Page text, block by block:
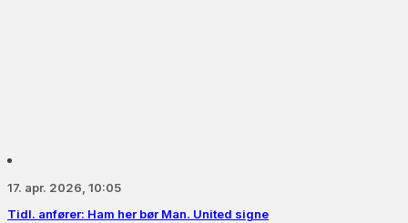
17. apr. 2026, 10:05
Tidl. anfører: Ham her bør Man. United signe